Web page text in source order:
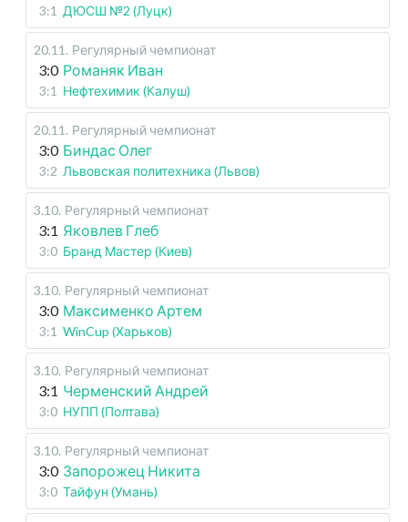
3:1 ДЮСШ №2 (Луцк)
20.11 . Регулярный чемпионат
3:0 Романяк Иван
3:1 Нефтехимик (Калуш)
20.11 . Регулярный чемпионат
3:0 Биндас Олег
3:2 Львовская политехника (Львов)
3.10. Регулярный чемпионат
3:1 Яковлев Глеб
3:0 Бранд Мастер (Киев)
3.10. Регулярный чемпионат
3:0 Максименко Артем
3:1 WinCup (Харьков)
3.10. Регулярный чемпионат
3:1 Черменский Андрей
3:0 НУПП (Полтава)
3.10. Регулярный чемпионат
3:0 Запорожец Никита
3:0 Тайфун (Умань)